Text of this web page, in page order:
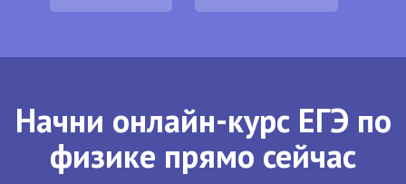
Начни онлайн-курс ЕГЭ по
физике прямо сейчас